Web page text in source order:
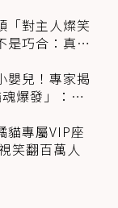
「對主人燦笑
是巧合：真相
嬰兒！專家揭
爆發」：本
貓專屬VIP座
笑翻百萬人